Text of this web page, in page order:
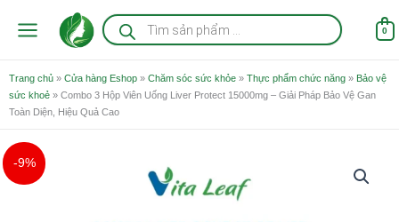
Tìm
kiếm
sản
0
Trang chủ » Cửa hàng Eshop » Chăm sóc sức khỏe » Thực phẩm chức năng » Bảo vệ
sức khoẻ » Combo 3 Hộp Viên Uống Liver Protect 15000mg – Giải Pháp Bảo Vệ Gan
Toàn Diện, Hiệu Quả Cao
-9%
gốc
hiện
tại
Combo
3